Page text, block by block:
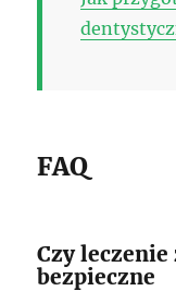
FAQ
Czy
bezpieczne